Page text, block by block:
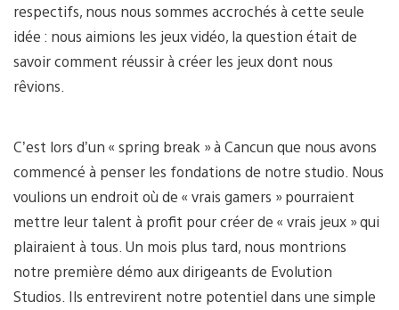
respectifs, nous nous sommes accrochés à cette seule
idée : nous aimions les jeux vidéo, la question était de
savoir comment réussir à créer les jeux dont nous
rêvions.
C’est lors d’un « spring break » à Cancun que nous avons
commencé à penser les fondations de notre studio. Nous
voulions un endroit où de « vrais gamers » pourraient
mettre leur talent à profit pour créer de « vrais jeux » qui
plairaient à tous. Un mois plus tard, nous montrions
notre première démo aux dirigeants de Evolution
Studios. Ils entrevirent notre potentiel dans une simple